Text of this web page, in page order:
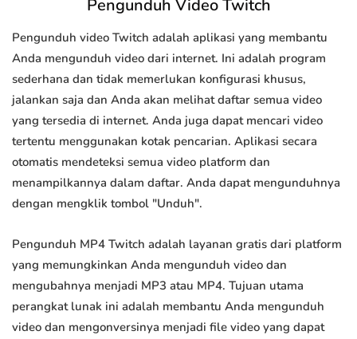
Pengunduh Video Twitch
Pengunduh video Twitch adalah aplikasi yang membantu
Anda mengunduh video dari internet. Ini adalah program
sederhana dan tidak memerlukan konfigurasi khusus,
jalankan saja dan Anda akan melihat daftar semua video
yang tersedia di internet. Anda juga dapat mencari video
tertentu menggunakan kotak pencarian. Aplikasi secara
otomatis mendeteksi semua video platform dan
menampilkannya dalam daftar. Anda dapat mengunduhnya
dengan mengklik tombol "Unduh".
Pengunduh MP4 Twitch adalah layanan gratis dari platform
yang memungkinkan Anda mengunduh video dan
mengubahnya menjadi MP3 atau MP4. Tujuan utama
perangkat lunak ini adalah membantu Anda mengunduh
video dan mengonversinya menjadi file video yang dapat